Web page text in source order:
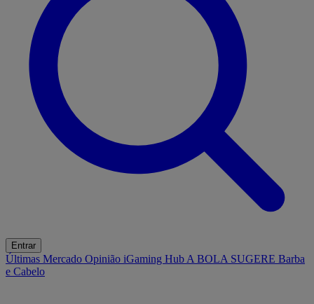
Entrar
Últimas Mercado Opinião iGaming Hub A BOLA SUGERE Barba
e Cabelo